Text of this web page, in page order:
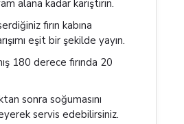
alana kadar karıştırın.
fırın kabına
eşit bir şekilde yayın.
180 derece fırında 20
sonra soğumasını
servis edebilirsiniz.